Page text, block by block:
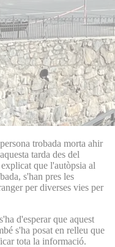
trobada morta ahir
tarda des del
que l'autòpsia al
s'han pres les
per diverses vies per
d'esperar que aquest
s'ha posat en relleu que
tota la informació.